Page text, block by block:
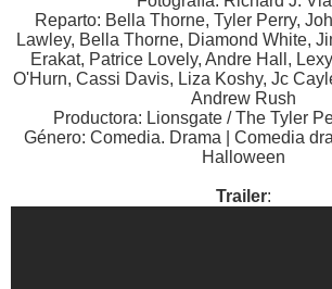
Reparto: Bella Thorne, Tyler Perry,
Lawley, Bella Thorne, Diamond White,
Erakat, Patrice Lovely, Andre Hall,
O'Hurn, Cassi Davis, Liza Koshy, Jc
Andrew Rush
Productora: Lionsgate / The Tyler
Género: Comedia. Drama | Comedia
Halloween
Trailer: